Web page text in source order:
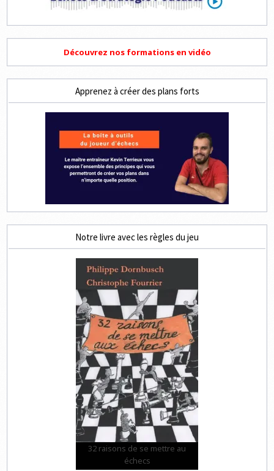
Découvrez nos formations en vidéo
Apprenez à créer des plans forts
Notre livre avec les règles du jeu
32 raisons de se mettre au
échecs